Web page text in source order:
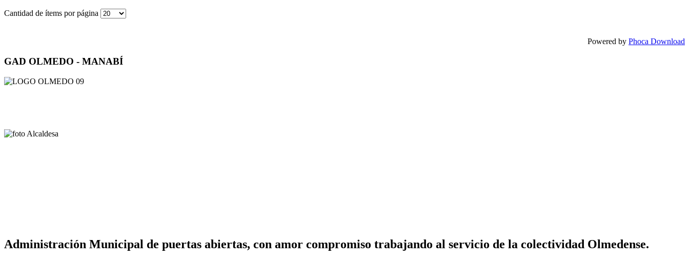
Cantidad de ítems por página
Powered by Phoca Download
GAD OLMEDO - MANABÍ
Administración Municipal de puertas abiertas, con amor compromiso trabajando al servicio de la colectividad Olmedense.